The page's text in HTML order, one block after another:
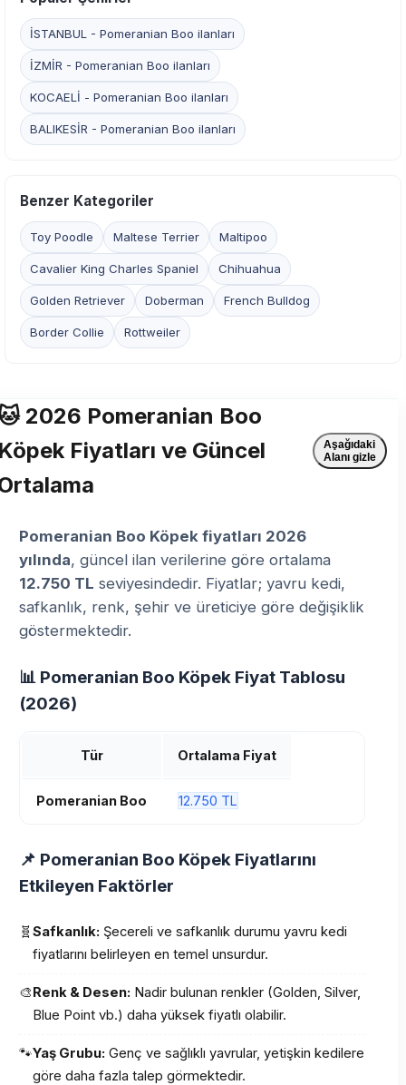
İSTANBUL - Pomeranian Boo ilanları
İZMİR - Pomeranian Boo ilanları
KOCAELİ - Pomeranian Boo ilanları
BALIKESİR - Pomeranian Boo ilanları
Benzer Kategoriler
Toy Poodle Maltese Terrier Maltipoo
Cavalier King Charles Spaniel Chihuahua
Golden Retriever Doberman French Bulldog
Border Collie Rottweiler
2026 Pomeranian Boo
Fiyatları ve Güncel
Aşağıdaki
Alanı gizle
Pomeranian Boo Köpek fiyatları 2026
yılında, güncel ilan verilerine göre ortalama
12.750 TL seviyesindedir. Fiyatlar; yavru kedi,
safkanlık, renk, şehir ve üreticiye göre değişiklik
göstermektedir.
📊 Pomeranian Boo Köpek Fiyat Tablosu
(2026)
Tür Ortalama Fiyat
Pomeranian Boo 12.750 TL
📌 Pomeranian Boo Köpek Fiyatlarını
Etkileyen Faktörler
🧬 Safkanlık: Şecereli ve safkanlık durumu yavru kedi
fiyatlarını belirleyen en temel unsurdur.
🎨Renk & Desen: Nadir bulunan renkler (Golden, Silver,
Blue Point vb.) daha yüksek fiyatlı olabilir.
🐾Yaş Grubu: Genç ve sağlıklı yavrular, yetişkin kedilere
göre daha fazla talep görmektedir.